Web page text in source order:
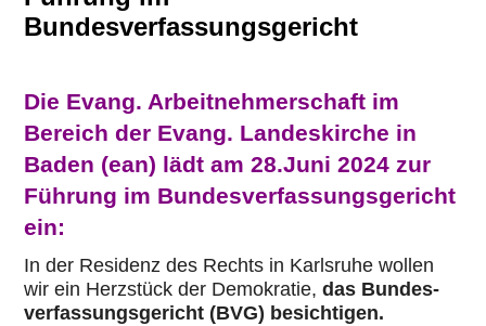
Bundesverfassungsgericht
Die Evang. Arbeitnehmerschaft im
Bereich der Evang. Landeskirche in
Baden (ean) lädt am 28.Juni 2024 zur
Führung im Bundesverfassungsgericht
ein:
In der Residenz des Rechts in Karls­ruhe wollen
wir ein Herz­stück der Demo­kra­tie,das Bun­des­
ver­fas­sungs­ge­richt (BVG) besich­ti­gen.